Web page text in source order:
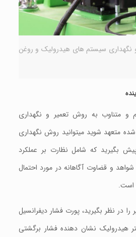
نگهداری سيستم های هيدروليک و روغن
و متناوب به روش تعمیر و نگهداری
شده متعهد شوید ميتوانيد روش نگهداری
بگيريد که شامل نظارت بر عملکرد
و قضاوت آگاهانه در مورد احتمال
است.
را در نظر بگیرید، پورت فشار دیفرانسیل
هیدرولیک نشان دهنده فشار برگشتی